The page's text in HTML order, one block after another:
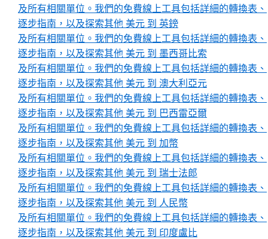
及所有相關單位。我們的免費線上工具包括詳細的轉換表、
逐步指南，以及探索其他 美元 到 英鎊
及所有相關單位。我們的免費線上工具包括詳細的轉換表、
逐步指南，以及探索其他 美元 到 墨西哥比索
及所有相關單位。我們的免費線上工具包括詳細的轉換表、
逐步指南，以及探索其他 美元 到 澳大利亞元
及所有相關單位。我們的免費線上工具包括詳細的轉換表、
逐步指南，以及探索其他 美元 到 巴西雷亞爾
及所有相關單位。我們的免費線上工具包括詳細的轉換表、
逐步指南，以及探索其他 美元 到 加幣
及所有相關單位。我們的免費線上工具包括詳細的轉換表、
逐步指南，以及探索其他 美元 到 瑞士法郎
及所有相關單位。我們的免費線上工具包括詳細的轉換表、
逐步指南，以及探索其他 美元 到 人民幣
及所有相關單位。我們的免費線上工具包括詳細的轉換表、
逐步指南，以及探索其他 美元 到 印度盧比